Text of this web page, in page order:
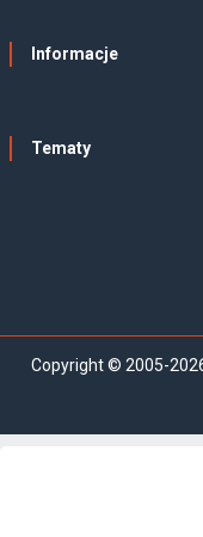
Informacje
Tematy
Copyright © 2005-